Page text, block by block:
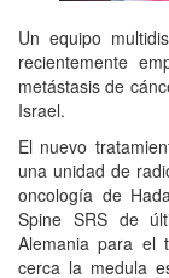
Un equipo
recientemente
metástasis de
Israel.
El nuevo
una unidad de
oncología de
Spine SRS de
Alemania para el
cerca la medula